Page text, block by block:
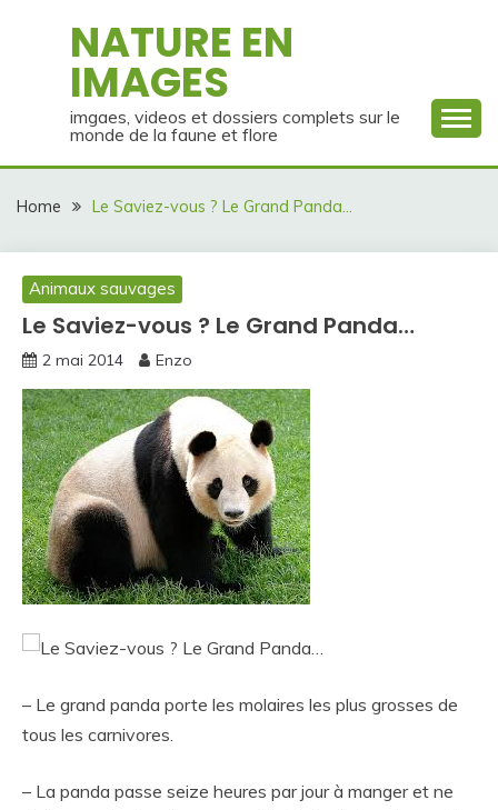
NATURE EN
IMAGES
imgaes, videos et dossiers complets sur le
monde de la faune et flore
Home Le Saviez-vous ? Le Grand Panda…
Animaux sauvages
Le Saviez-vous ? Le Grand Panda…
2 mai 2014 Enzo
– Le grand panda porte les molaires les plus grosses de
tous les carnivores.
– La panda passe seize heures par jour à manger et ne